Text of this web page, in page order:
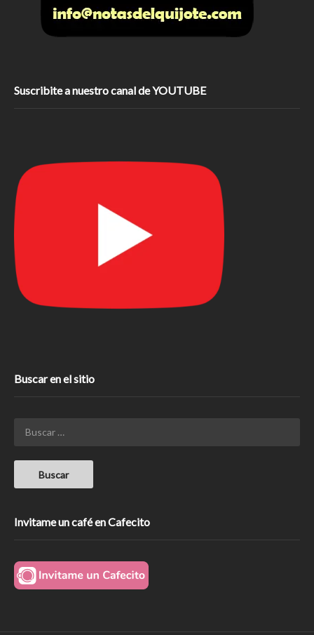
Suscribite a nuestro canal de YOUTUBE
Buscar en el sitio
Invitame un café en Cafecito